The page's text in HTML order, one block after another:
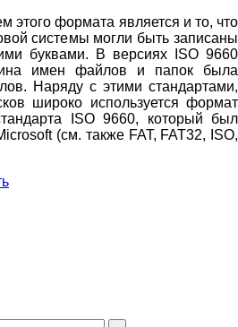
этого формата является и то, что
системы могли быть записаны
буквами. В версиях ISO 9660
имен файлов и папок была
Наряду с этими стандартами,
широко используется формат
ISO 9660, который был
(см. также FAT, FAT32, ISO,